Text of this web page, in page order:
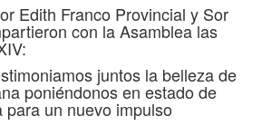
Edith Franco Provincial y Sor
con la Asamblea las
juntos la belleza de
poniéndonos en estado de
un nuevo impulso